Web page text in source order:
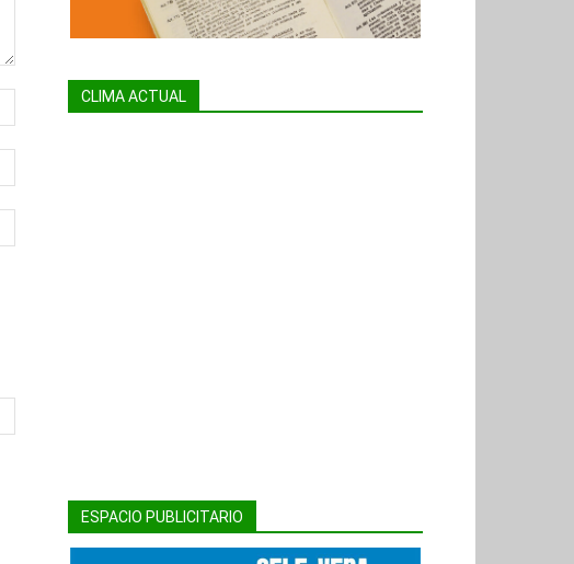
CLIMA ACTUAL
ESPACIO PUBLICITARIO